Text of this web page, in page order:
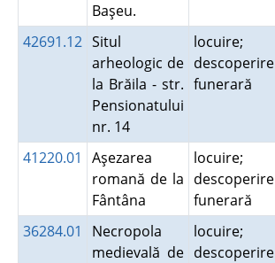
Başeu.
42691.12 Situl
arheologic de
la Brăila - str.
Pensionatului
nr. 14
locuire;
descoperire
funerară
41220.01
Aşezarea
romană de la
Fântâna
locuire;
descoperire
funerară
36284.01
Necropola
medievală de
locuire;
descoperire